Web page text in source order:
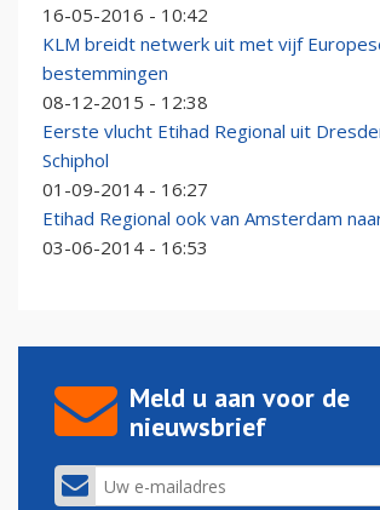
16-05-2016 - 10:42
KLM breidt netwerk uit met vijf
bestemmingen
08-12-2015 - 12:38
Eerste vlucht Etihad Regional uit
Schiphol
01-09-2014 - 16:27
Etihad Regional ook van Amsterdam
03-06-2014 - 16:53
Meld u aan voor de
nieuwsbrief